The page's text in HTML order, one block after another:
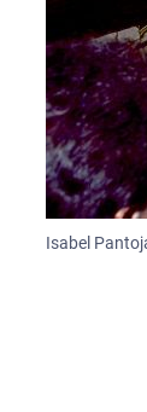
Isabel